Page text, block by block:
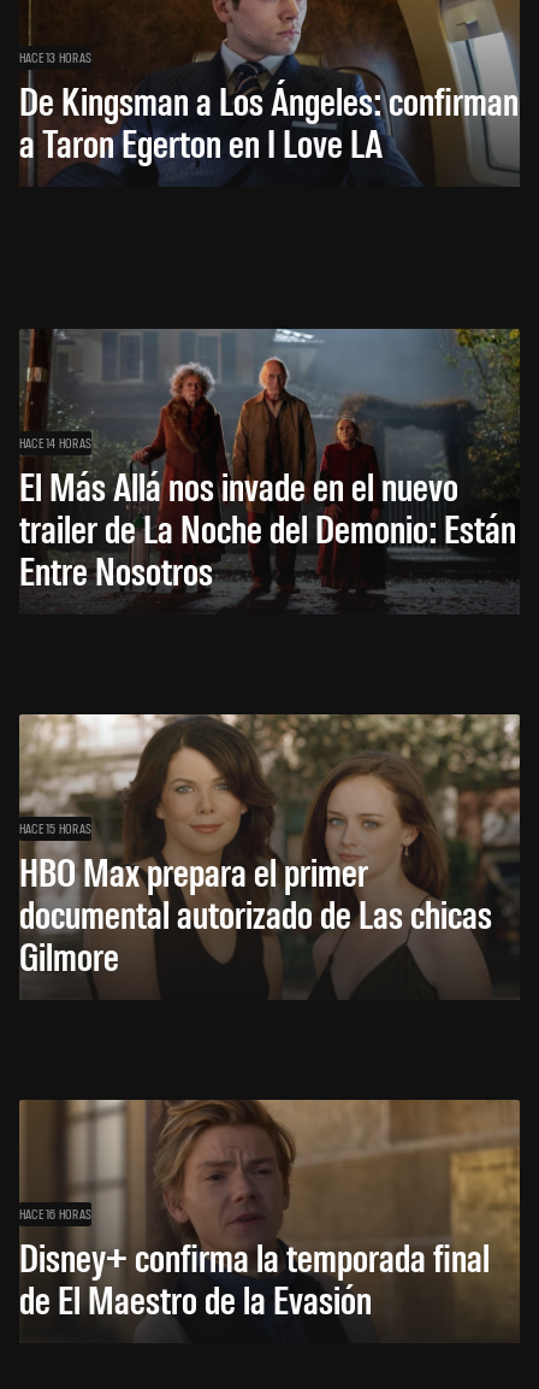
HACE 13 HORAS
De Kingsman a Los Ángeles: confirman
a Taron Egerton en I Love LA
HACE 14 HORAS
El Más Allá nos invade en el nuevo
trailer de La Noche del Demonio: Están
Entre Nosotros
HACE 15 HORAS
HBO Max prepara el primer
documental autorizado de Las chicas
Gilmore
HACE 16 HORAS
Disney+ confirma la temporada final
de El Maestro de la Evasión